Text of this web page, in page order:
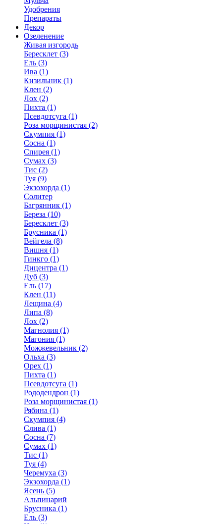
Удобрения
Препараты
Декор
Озеленение
Живая изгородь
Бересклет (3)
Ель (3)
Ива (1)
Кизильник (1)
Клен (2)
Лох (2)
Пихта (1)
Псевдотсуга (1)
Роза морщинистая (2)
Скумпия (1)
Сосна (1)
Спирея (1)
Сумах (3)
Тис (2)
Туя (9)
Экзохорда (1)
Солитер
Багрянник (1)
Береза (10)
Бересклет (3)
Брусника (1)
Вейгела (8)
Вишня (1)
Гинкго (1)
Дицентра (1)
Дуб (3)
Ель (17)
Клен (11)
Лещина (4)
Липа (8)
Лох (2)
Магнолия (1)
Магония (1)
Можжевельник (2)
Ольха (3)
Орех (1)
Пихта (1)
Псевдотсуга (1)
Рододендрон (1)
Роза морщинистая (1)
Рябина (1)
Скумпия (4)
Слива (1)
Сосна (7)
Сумах (1)
Тис (1)
Туя (4)
Черемуха (3)
Экзохорда (1)
Ясень (5)
Альпинарий
Брусника (1)
Ель (3)